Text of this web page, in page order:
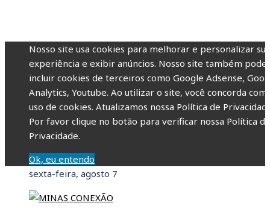
Nosso site usa cookies para melhorar e personalizar sua
experiência e exibir anúncios. Nosso site também pode
incluir cookies de terceiros como Google Adsense,
Analytics, Youtube. Ao utilizar o site, você concorda com
uso de cookies. Atualizamos nossa Política de
Por favor clique no botão para verificar nossa Política de
Privacidade.
Ok, eu entendo
sexta-feira, agosto 7